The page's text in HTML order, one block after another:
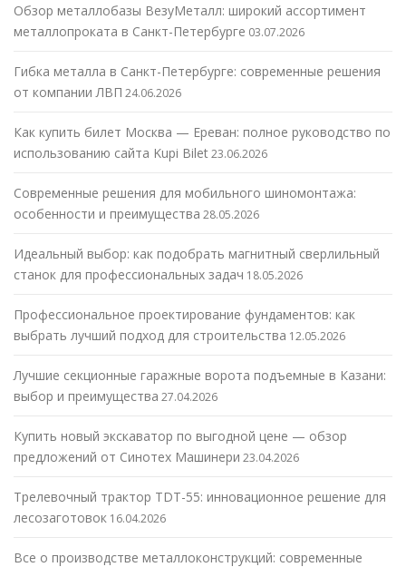
Обзор металлобазы ВезуМеталл: широкий ассортимент
металлопроката в Санкт-Петербурге 03.07.2026
Гибка металла в Санкт-Петербурге: современные решения
от компании ЛВП 24.06.2026
Как купить билет Москва — Ереван: полное руководство по
использованию сайта Kupi Bilet23.06.2026
Современные решения для мобильного шиномонтажа:
особенности и преимущества 28.05.2026
Идеальный выбор: как подобрать магнитный сверлильный
станок для профессиональных задач 18.05.2026
Профессиональное проектирование фундаментов: как
выбрать лучший подход для строительства 12.05.2026
Лучшие секционные гаражные ворота подъемные в Казани:
выбор и преимущества 27.04.2026
Купить новый экскаватор по выгодной цене — обзор
предложений от Синотех Машинери 23.04.2026
Трелевочный трактор TDT-55: инновационное решение для
лесозаготовок 16.04.2026
Все о производстве металлоконструкций: современные